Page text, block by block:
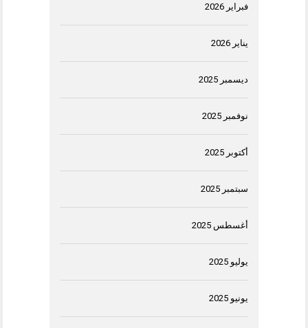
فبراير 2026
يناير 2026
ديسمبر 2025
نوفمبر 2025
أكتوبر 2025
سبتمبر 2025
أغسطس 2025
يوليو 2025
يونيو 2025